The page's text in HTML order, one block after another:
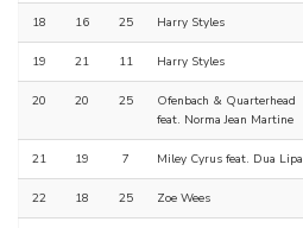
18 16 25 Harry Styles
19 21 11 Harry Styles
20 20 25
Ofenbach & Quarterhead
feat. Norma Jean Martine
21 19 7 Miley Cyrus feat. Dua Lipa
22 18 25 Zoe Wees